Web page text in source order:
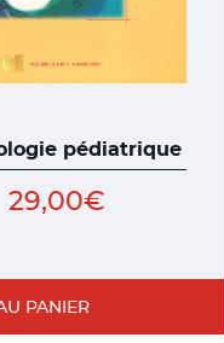
pédiatrique
29,00€
PANIER